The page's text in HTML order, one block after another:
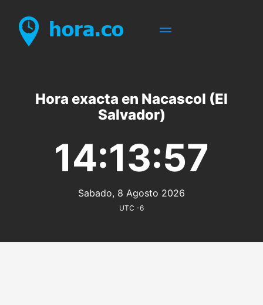
Hora exacta en Nacascol (El
Salvador)
14:13:57
Sabado, 8 Agosto 2026
UTC -6